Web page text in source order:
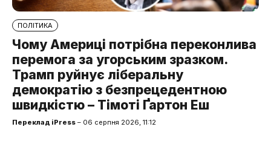
ПОЛІТИКА
Чому Америці потрібна переконлива
перемога за угорським зразком.
Трамп руйнує ліберальну
демократію з безпрецедентною
швидкістю – Тімоті Ґартон Еш
Переклад iPress – 06 серпня 2026, 11:12